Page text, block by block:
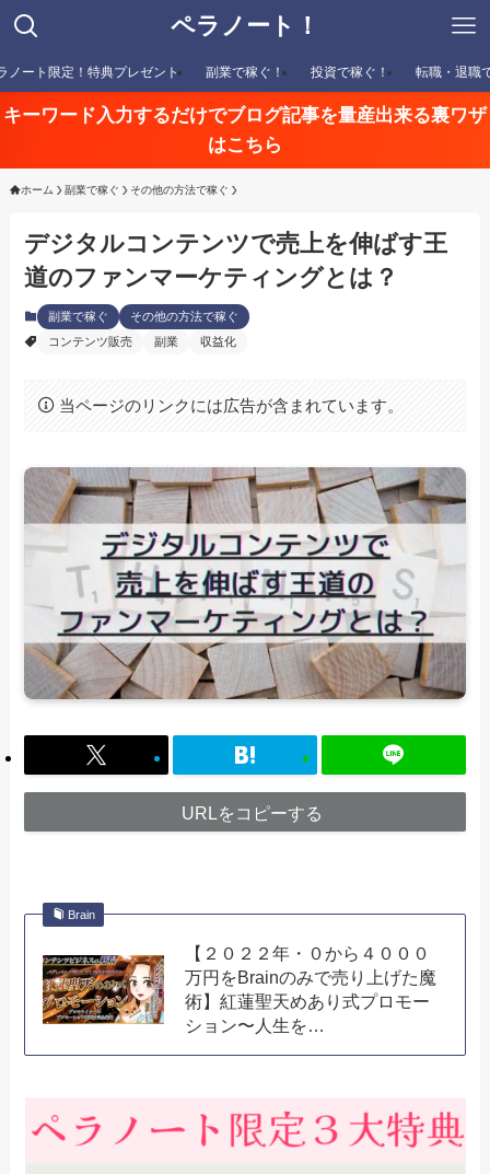
ペラノート！
ノート限定！特典プレゼント 副業で稼ぐ！ 投資で稼ぐ！ 転職・退職
キーワード入力するだけでブログ記事を量産出来る裏ワザ
はこちら
ホーム 副業で稼ぐ その他の方法で稼ぐ
デジタルコンテンツで売上を伸ばす王
道のファンマーケティングとは？
副業で稼ぐ
その他の方法で稼ぐ
コンテンツ販売
副業 収益化
当ページのリンクには広告が含まれています。
URLをコピーする
Brain
【２０２２年・０から４０００
万円をBrainのみで売り上げた魔
術】紅蓮聖天めあり式プロモー
ション〜人生を…